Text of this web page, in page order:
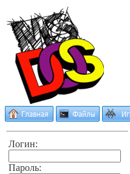
Логин:
Пароль: